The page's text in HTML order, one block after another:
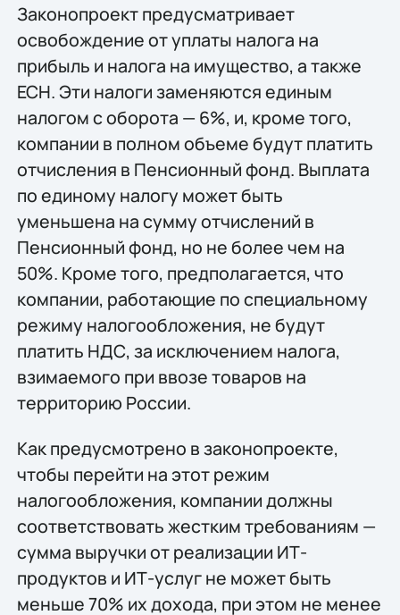
Законопроект предусматривает
освобождение от уплаты налога на
прибыль и налога на имущество, а также
ЕСН. Эти налоги заменяются единым
налогом с оборота — 6%, и, кроме того,
компании в полном объеме будут платить
отчисления в Пенсионный фонд. Выплата
по единому налогу может быть
уменьшена на сумму отчислений в
Пенсионный фонд, но не более чем на
50%. Кроме того, предполагается, что
компании, работающие по специальному
режиму налогообложения, не будут
платить НДС, за исключением налога,
взимаемого при ввозе товаров на
территорию России.
Как предусмотрено в законопроекте,
чтобы перейти на этот режим
налогообложения, компании должны
соответствовать жестким требованиям —
сумма выручки от реализации ИТ-
продуктов и ИТ-услуг не может быть
меньше 70% их дохода, при этом не менее